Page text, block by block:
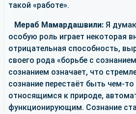
такой «работе».
Мераб Мамардашвили: Я
особую роль играет некоторая
отрицательная способность,
своего рода «борьбе с
сознанием означает, что
сознание перестаёт быть чем-
относящимся к природе,
функционирующим. Сознание